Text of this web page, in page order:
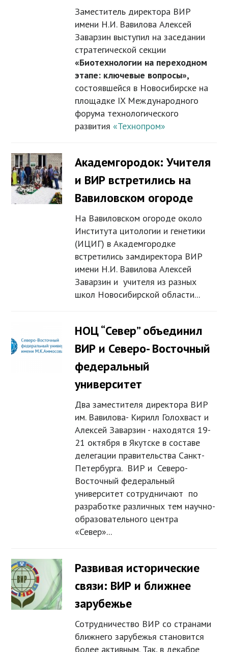
Заместитель директора ВИР
имени Н.И. Вавилова Алексей
Заварзин выступил на заседании
стратегической секции
«Биотехнологии на переходном
этапе: ключевые вопросы»,
состоявшейся в Новосибирске на
площадке IX Международного
форума технологического
развития«Технопром»
Академгородок: Учителя
и ВИР встретились на
Вавиловском огороде
На Вавиловском огороде около
Института цитологии и генетики
(ИЦИГ) в Академгородке
встретились замдиректора ВИР
имени Н.И. Вавилова Алексей
Заварзин и учителя из разных
школ Новосибирской области...
НОЦ “Север” объединил
ВИР и Северо- Восточный
федеральный
университет
Два заместителя директора ВИР
им. Вавилова- Кирилл Голохваст и
Алексей Заварзин - находятся 19-
21 октября в Якутске в составе
делегации правительства Санкт-
Петербурга. ВИР и Северо-
Восточный федеральный
университет сотрудничают по
разработке различных тем научно-
образовательного центра
«Север»...
Развивая исторические
связи: ВИР и ближнее
зарубежье
Сотрудничество ВИР со странами
ближнего зарубежья становится
более активным. Так, в декабре